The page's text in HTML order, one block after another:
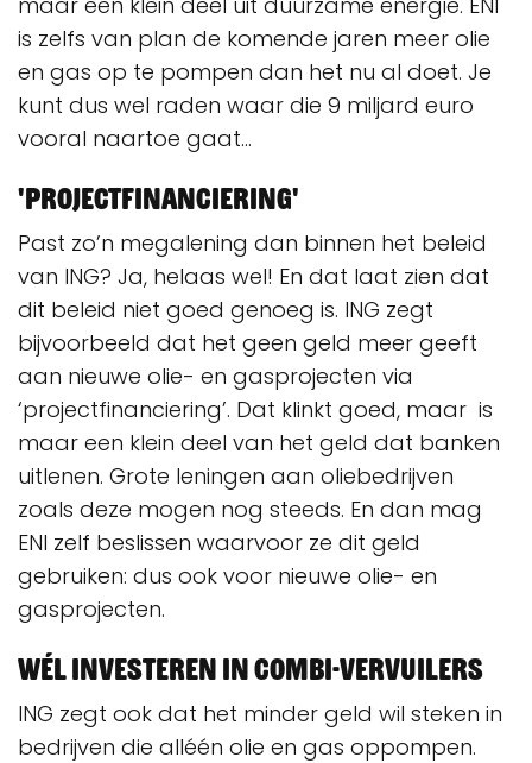
is zelfs van plan de komende jaren meer olie
en gas op te pompen dan het nu al doet. Je
kunt dus wel raden waar die 9 miljard euro
vooral naartoe gaat...
'Projectfinanciering'
Past zo’n megalening dan binnen het beleid
van ING? Ja, helaas wel! En dat laat zien dat
dit beleid niet goed genoeg is. ING zegt
bijvoorbeeld dat het geen geld meer geeft
aan nieuwe olie- en gasprojecten via
‘projectfinanciering’. Dat klinkt goed, maar is
maar een klein deel van het geld dat banken
uitlenen. Grote leningen aan oliebedrijven
zoals deze mogen nog steeds. En dan mag
ENI zelf beslissen waarvoor ze dit geld
gebruiken: dus ook voor nieuwe olie- en
gasprojecten.
Wél investeren in combi-vervuilers
ING zegt ook dat het minder geld wil steken in
bedrijven die alléén olie en gas oppompen.